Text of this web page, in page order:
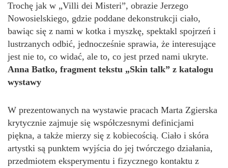
Trochę jak w „Villi dei Misteri”, obrazie Jerzego
Nowosielskiego, gdzie poddane dekonstrukcji ciało,
bawiąc się z nami w kotka i myszkę, spektakl spojrzeń i
lustrzanych odbić, jednocześnie sprawia, że interesujące
jest nie to, co widać, ale to, co jest przed nami ukryte.
Anna Batko, fragment tekstu „Skin talk” z katalogu
wystawy
W prezentowanych na wystawie pracach Marta Zgierska
krytycznie zajmuje się współczesnymi definicjami
piękna, a także mierzy się z kobiecością. Ciało i skóra
artystki są punktem wyjścia do jej twórczego działania,
przedmiotem eksperymentu i fizycznego kontaktu z